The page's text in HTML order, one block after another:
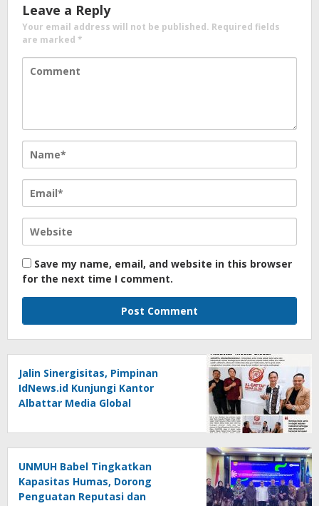
Leave a Reply
Your email address will not be published. Required fields
are marked *
Save my name, email, and website in this browser
for the next time I comment.
Jalin Sinergisitas, Pimpinan
IdNews.id Kunjungi Kantor
Albattar Media Global
UNMUH Babel Tingkatkan
Kapasitas Humas, Dorong
Penguatan Reputasi dan